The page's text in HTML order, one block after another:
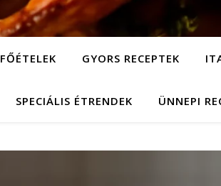
FŐÉTELEK GYORS RECEPTEK
SPECIÁLIS ÉTRENDEK ÜNNEPI